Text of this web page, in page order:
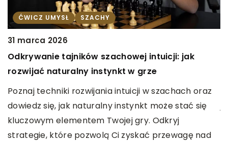
ĆWICZ UMYSŁ SZACHY
31 marca 2026
Odkrywanie tajników szachowej intuicji: jak
rozwijać naturalny instynkt w grze
Poznaj techniki rozwijania intuicji w szachach oraz
dowiedz się, jak naturalny instynkt może stać się
kluczowym elementem Twojej gry. Odkryj
strategie, które pozwolą Ci zyskać przewagę nad